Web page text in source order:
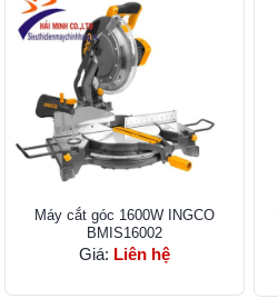
Máy cắt góc 1600W INGCO
BMIS16002
Giá: Liên hệ